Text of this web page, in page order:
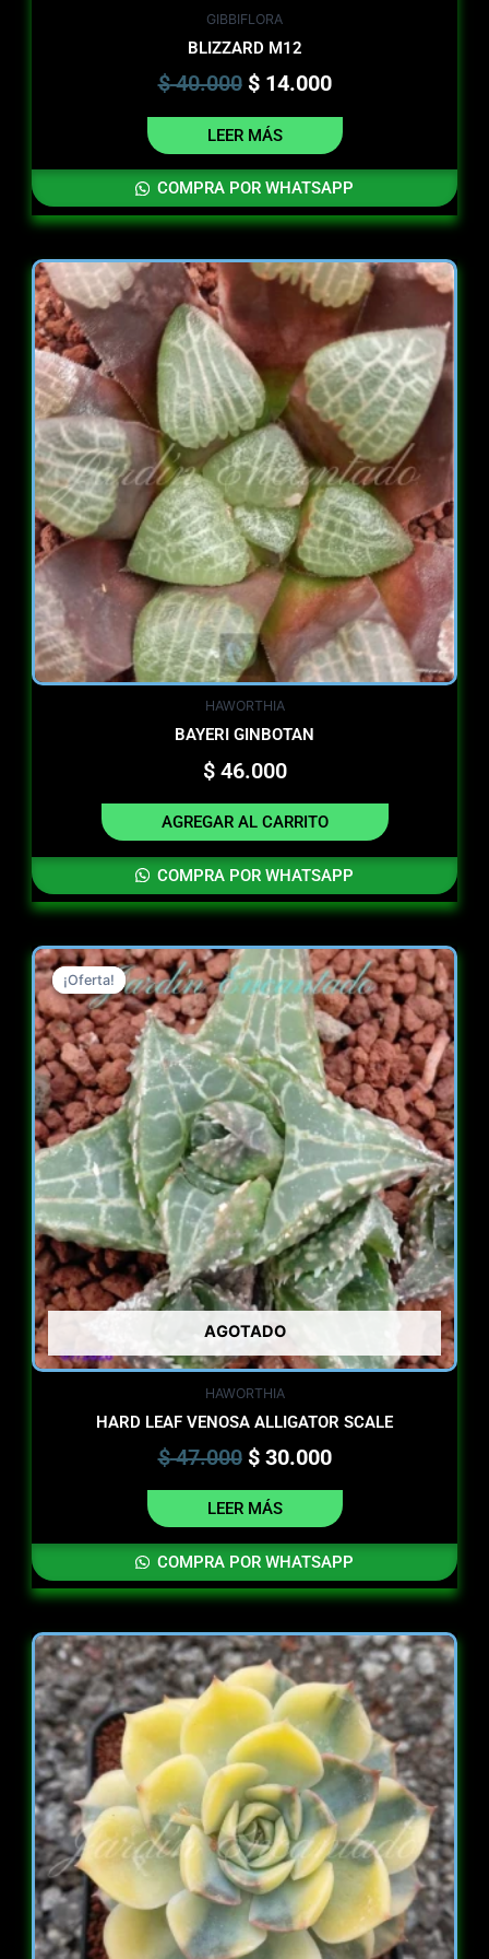
GIBBIFLORA
BLIZZARD M12
$40.000 $14.000
LEER MÁS
COMPRA POR WHATSAPP
HAWORTHIA
BAYERI GINBOTAN
$46.000
AGREGAR AL CARRITO
COMPRA POR WHATSAPP
¡Oferta!
AGOTADO
¡Oferta!
HAWORTHIA
HARD LEAF VENOSA ALLIGATOR SCALE
$47.000
Original
price
was:
$ 47.000.
$30.000
Current
price
is:
$ 30.000.
LEER MÁS
COMPRA POR WHATSAPP